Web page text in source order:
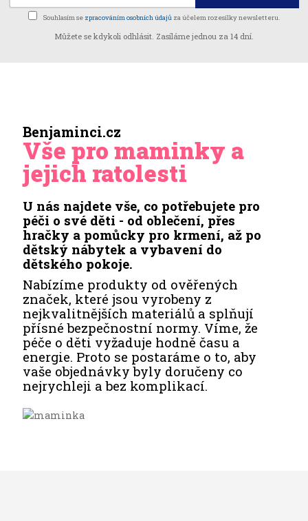
Souhlasím se zpracováním osobních údajů za účelem rozesílky newsletteru.
Můžete se kdykoli odhlásit. Zasíláme jednou za 14 dní.
Benjaminci.cz
Vše pro maminky a
jejich ratolesti
U nás najdete vše, co potřebujete pro
péči o své děti - od oblečení, přes
hračky a pomůcky pro krmení, až po
dětský nábytek a vybavení do
dětského pokoje.
Nabízíme produkty od ověřených
značek, které jsou vyrobeny z
nejkvalitnějších materiálů a splňují
přísné bezpečnostní normy. Víme, že
péče o děti vyžaduje hodně času a
energie. Proto se postaráme o to, aby
vaše objednávky byly doručeny co
nejrychleji a bez komplikací.